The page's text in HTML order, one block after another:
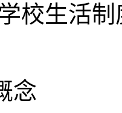
校生活
念